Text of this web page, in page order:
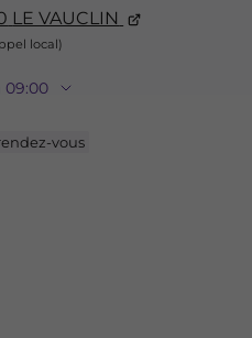
LE VAUCLIN
09:00
vous